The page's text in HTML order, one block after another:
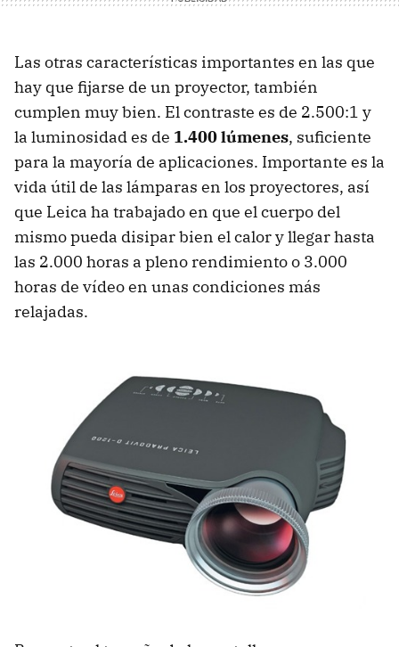
Las otras características importantes en las que
hay que fijarse de un proyector, también
cumplen muy bien. El contraste es de 2.500:1 y
la luminosidad es de 1.400 lúmenes, suficiente
para la mayoría de aplicaciones. Importante es la
vida útil de las lámparas en los proyectores, así
que Leica ha trabajado en que el cuerpo del
mismo pueda disipar bien el calor y llegar hasta
las 2.000 horas a pleno rendimiento o 3.000
horas de vídeo en unas condiciones más
relajadas.